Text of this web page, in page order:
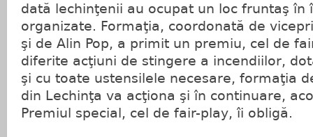
dată lechinţenii au ocupat un loc fruntaş în
organizate. Formaţia, coordonată de
şi de Alin Pop, a primit un premiu, cel de
diferite acţiuni de stingere a incendiilor,
şi cu toate ustensilele necesare, formaţia
din Lechinţa va acţiona şi în continuare,
Premiul special, cel de fair-play, îi obligă.